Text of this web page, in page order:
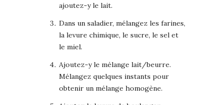
ajoutez-y le lait.
Dans un saladier, mélangez les farines,
la levure chimique, le sucre, le sel et
le miel.
Ajoutez-y le mélange lait/beurre.
Mélangez quelques instants pour
obtenir un mélange homogène.